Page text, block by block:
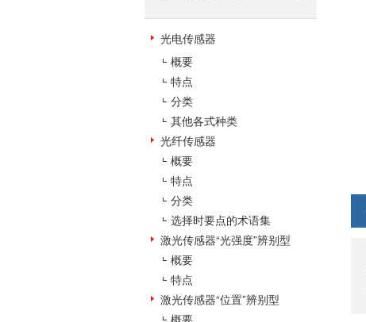
光电传感器
概要
特点
分类
其他各式种类
光纤传感器
概要
特点
分类
选择时要点的术语集
激光传感器“光强度”辨别型
概要
特点
激光传感器“位置”辨别型
概要